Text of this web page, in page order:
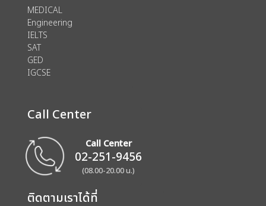
MEDICAL
Engineering
IELTS
SAT
GED
IGCSE
Call Center
Call Center
02-251-9456
(08.00-20.00 น.)
ติดตามเราได้ที่